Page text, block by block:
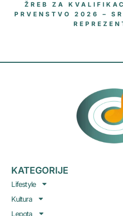
ŽREB ZA
PRVENSTVO 2026 –
KATEGORIJE
Lifestyle
Kultura
Lepota